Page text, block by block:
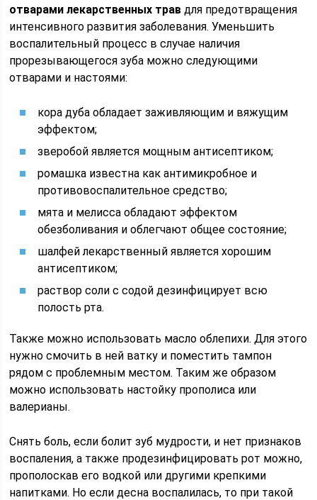
отварами лекарственных трав для предотвращения
интенсивного развития заболевания. Уменьшить
воспалительный процесс в случае наличия
прорезывающегося зуба можно следующими
отварами и настоями:
кора дуба обладает заживляющим и вяжущим
эффектом;
зверобой является мощным антисептиком;
ромашка известна как антимикробное и
противовоспалительное средство;
мята и мелисса обладают эффектом
обезболивания и облегчают общее состояние;
шалфей лекарственный является хорошим
антисептиком;
раствор соли с содой дезинфицирует всю
полость рта.
Также можно использовать масло облепихи. Для этого
нужно смочить в ней ватку и поместить тампон
рядом с проблемным местом. Таким же образом
можно использовать настойку прополиса или
валерианы.
Снять боль, если болит зуб мудрости, и нет признаков
воспаления, а также продезинфицировать рот можно,
прополоскав его водкой или другими крепкими
напитками. Но если десна воспалилась, то при такой